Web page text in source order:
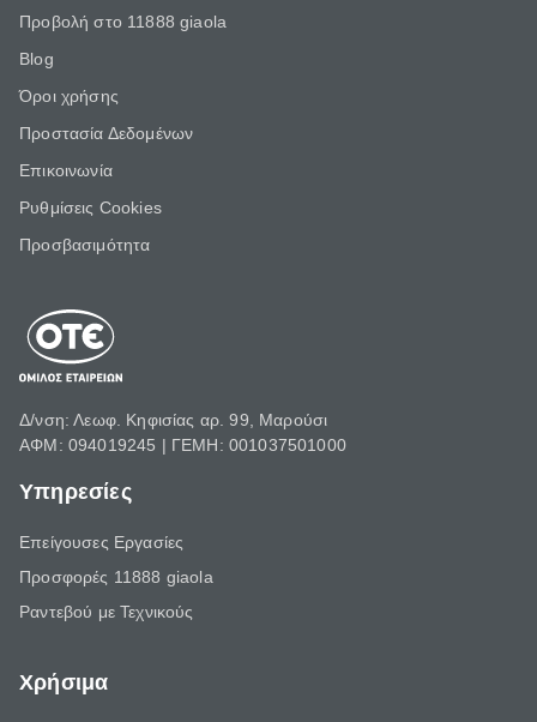
Προβολή στο 11888 giaola
Blog
Όροι χρήσης
Προστασία Δεδομένων
Επικοινωνία
Ρυθμίσεις Cookies
Προσβασιμότητα
Δ/νση: Λεωφ. Κηφισίας αρ. 99, Μαρούσι
ΑΦΜ: 094019245 | ΓΕΜΗ: 001037501000
Υπηρεσίες
Επείγουσες Εργασίες
Προσφορές 11888 giaola
Ραντεβού με Τεχνικούς
Χρήσιμα